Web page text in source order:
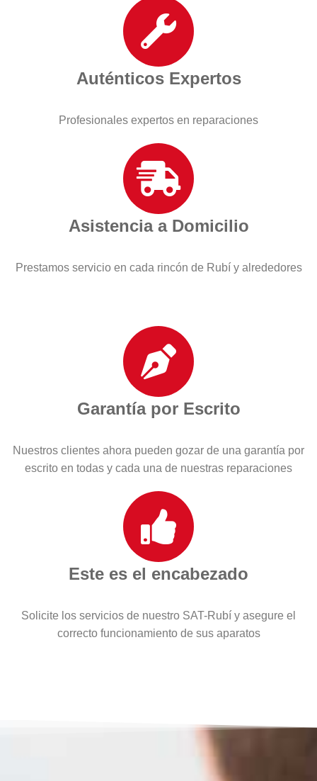
Auténticos Expertos
Profesionales expertos en reparaciones
Asistencia a Domicilio
Prestamos servicio en cada rincón de Rubí y alrededores
Garantía por Escrito
Nuestros clientes ahora pueden gozar de una garantía por
escrito en todas y cada una de nuestras reparaciones
Este es el encabezado
Solicite los servicios de nuestro SAT-Rubí y asegure el
correcto funcionamiento de sus aparatos